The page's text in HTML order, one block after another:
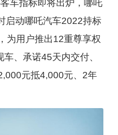
车指标即将出炉，哪吒
启动哪吒汽车2022持标
为用户推出12重尊享权
、承诺45天内交付、
元抵4,000元、2年